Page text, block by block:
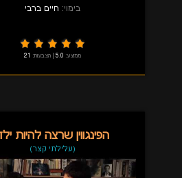
בימוי: חיים ברבי
ממוצע: 5.0 הצבעות: 21
הפינגווין שרצה להיות
(עלילתי קצר)